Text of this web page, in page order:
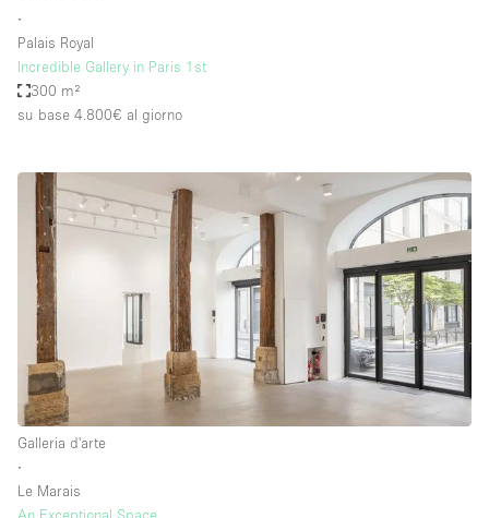
∙
Palais Royal
Incredible Gallery in Paris 1st
300 m²
su base 4.800€ al giorno
Galleria d'arte
∙
Le Marais